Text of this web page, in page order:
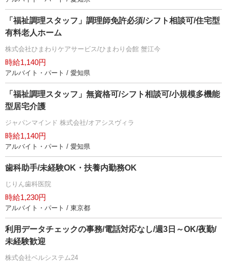
「福祉調理スタッフ」調理師免許必須/シフト相談可/住宅型
有料老人ホーム
株式会社ひまわりケアサービス/ひまわり会館 蟹江今
時給1,140円
アルバイト・パート / 愛知県
「福祉調理スタッフ」無資格可/シフト相談可/小規模多機能
型居宅介護
ジャパンマインド 株式会社/オアシスヴィラ
時給1,140円
アルバイト・パート / 愛知県
歯科助手/未経験OK・扶養内勤務OK
じりん歯科医院
時給1,230円
アルバイト・パート / 東京都
利用データチェックの事務/電話対応なし/週3日～OK/夜勤/
未経験歓迎
株式会社ベルシステム24